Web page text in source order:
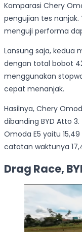
Komparasi Chery
pengujian tes
menguji performa
Lansung saja, kedua
dengan total bobot
menggunakan
cepat menanjak.
Hasilnya, Chery
dibanding BYD Atto
Omoda E5 yaitu
catatan waktunya
Drag Race,